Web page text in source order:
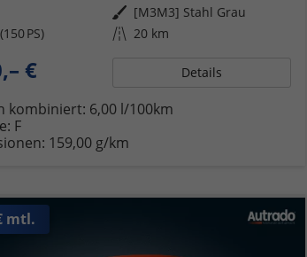
Außenfarbe [M3M3] Stahl Grau
PS) Kilometerstand 20 km
€ Details
kombiniert: 6,00 l/100km
F
159,00 g/km
mtl.